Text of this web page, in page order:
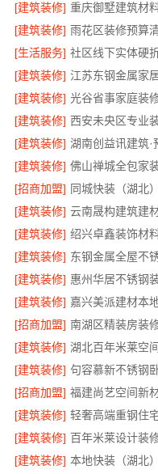
[建筑装修] 重庆御墅建筑材
[建筑装修]
[生活服务]
[建筑装修] 江苏东钢金属家
[建筑装修]
[建筑装修]
[建筑装修] 湖南创益讯建筑·
[建筑装修]
[招商加盟]
[建筑装修]
[建筑装修] 绍兴卓鑫装饰材
[建筑装修]
[建筑装修] 惠州华居不锈钢
[建筑装修] 嘉兴美派建材本
[招商加盟]
[建筑装修]
[建筑装修] 句容慕新不锈钢
[招商加盟]
[建筑装修] 轻奢高端重钢住
[建筑装修]
[建筑装修]